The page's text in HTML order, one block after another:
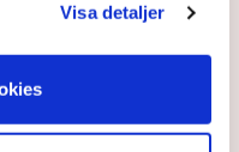
Visa detaljer
men att de inte